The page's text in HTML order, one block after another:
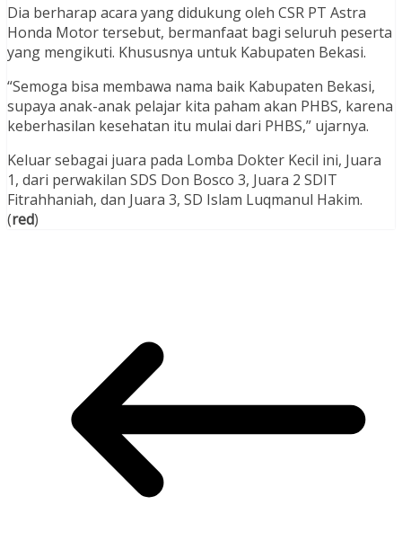
Dia berharap acara yang didukung oleh CSR PT Astra
Honda Motor tersebut, bermanfaat bagi seluruh peserta
yang mengikuti. Khususnya untuk Kabupaten Bekasi.
“Semoga bisa membawa nama baik Kabupaten Bekasi,
supaya anak-anak pelajar kita paham akan PHBS, karena
keberhasilan kesehatan itu mulai dari PHBS,” ujarnya.
Keluar sebagai juara pada Lomba Dokter Kecil ini, Juara
1, dari perwakilan SDS Don Bosco 3, Juara 2 SDIT
Fitrahhaniah, dan Juara 3, SD Islam Luqmanul Hakim.
(red)